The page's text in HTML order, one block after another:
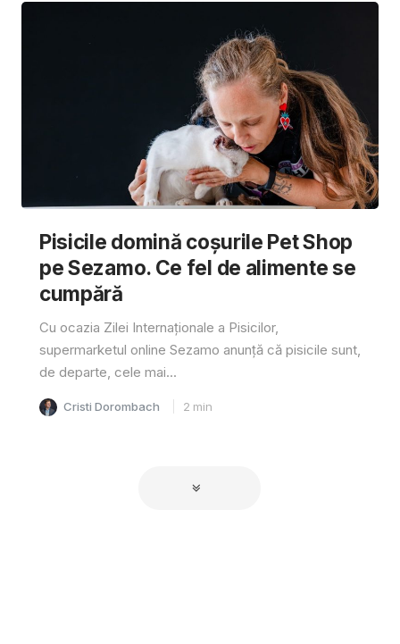
Pisicile domină coșurile Pet Shop
pe Sezamo. Ce fel de alimente se
cumpără
Cu ocazia Zilei Internaționale a Pisicilor,
supermarketul online Sezamo anunță că pisicile sunt,
de departe, cele mai...
Cristi Dorombach 2 min